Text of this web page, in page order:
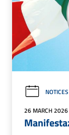
NOTICES
26 MARCH 2026